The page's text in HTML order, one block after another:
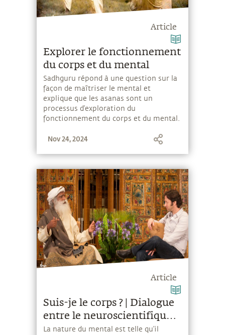
Article
Explorer le fonctionnement
du corps et du mental
Sadhguru répond à une question sur la
façon de maîtriser le mental et
explique que les asanas sont un
processus d’exploration du
fonctionnement du corps et du mental.
Nov 24, 2024
Article
Suis-je le corps ? | Dialogue
entre le neuroscientifique
David Eagleman et
La nature du mental est telle qu’il